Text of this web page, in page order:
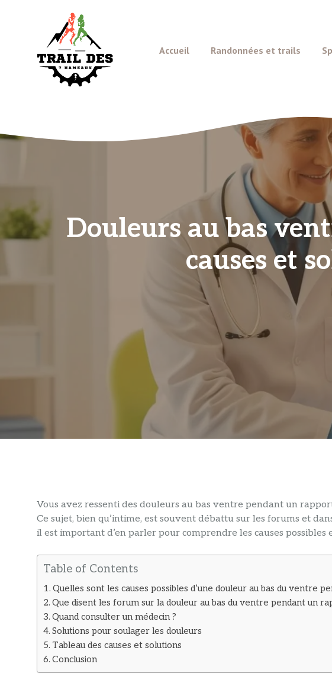
Accueil Randonnées et trails
Douleurs au bas
causes et
Vous avez ressenti des douleurs au bas ventre pendant un
Ce sujet, bien qu’intime, est souvent débattu sur les forums et
il est important d’en parler pour comprendre les causes possibles
Table of Contents
Quelles sont les causes possibles d’une douleur au bas du ventre
Que disent les forum sur la douleur au bas du ventre pendant un
Quand consulter un médecin ?
Solutions pour soulager les douleurs
Tableau des causes et solutions
Conclusion